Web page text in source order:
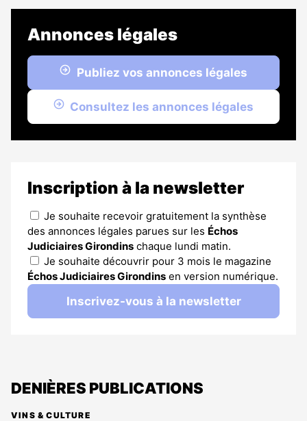
Annonces légales
Publiez vos annonces légales
Consultez les annonces légales
Inscription à la newsletter
Je souhaite recevoir gratuitement la synthèse
des annonces légales parues sur les Échos
Judiciaires Girondins chaque lundi matin.
Je souhaite découvrir pour 3 mois le magazine
Échos Judiciaires Girondins en version numérique.
Inscrivez-vous à la newsletter
DENIÈRES PUBLICATIONS
VINS & CULTURE